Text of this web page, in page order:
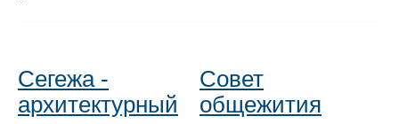
Сегежа -
архитектурный
Совет
общежития